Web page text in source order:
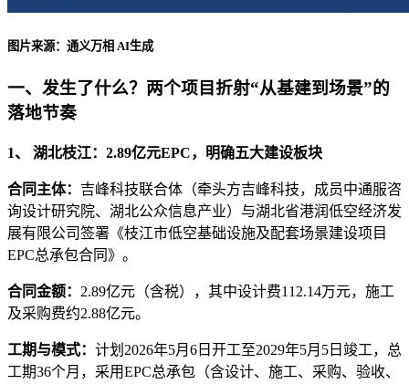
图片来源：通义万相 AI生成
一、发生了什么？两个项目折射“从基建到场景”的
落地节奏
1、 湖北枝江：2.89亿元EPC，明确五大建设板块
合同主体： 吉峰科技联合体（牵头方吉峰科技，成员中通服咨
询设计研究院、湖北公众信息产业）与湖北省港润低空经济发
展有限公司签署《枝江市低空基础设施及配套场景建设项目
EPC总承包合同》。
合同金额： 2.89亿元（含税），其中设计费112.14万元，施工
及采购费约2.88亿元。
工期与模式： 计划2026年5月6日开工至2029年5月5日竣工，总
工期36个月，采用EPC总承包（含设计、施工、采购、验收、